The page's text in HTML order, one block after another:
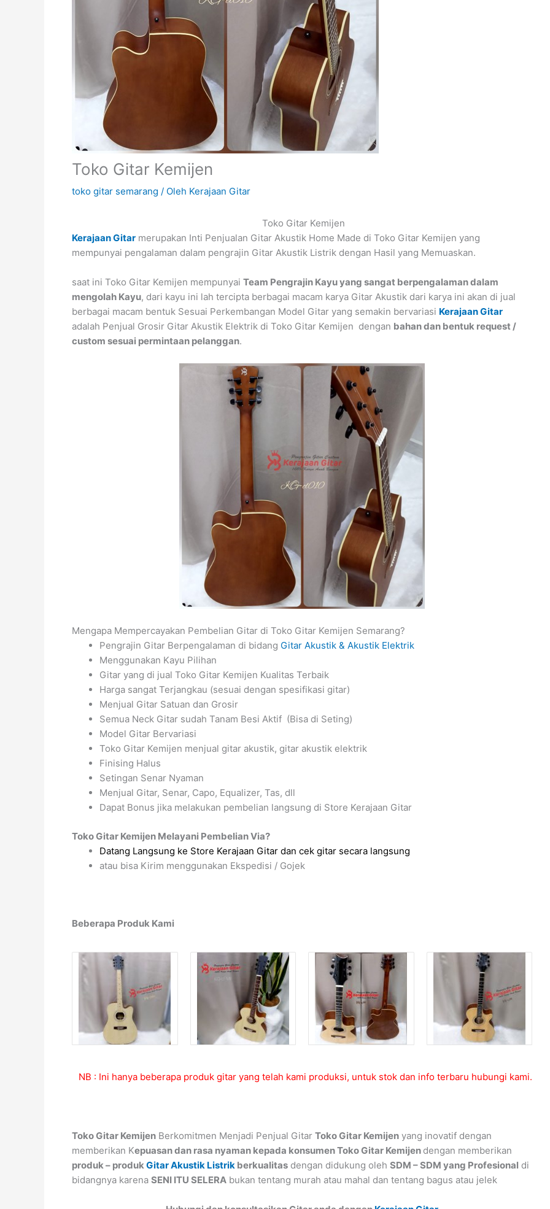
Toko Gitar Kemijen
toko gitar semarang / Oleh Kerajaan Gitar
Toko Gitar Kemijen
Kerajaan Gitar merupakan Inti Penjualan Gitar Akustik Home Made di Toko Gitar Kemijen yang
mempunyai pengalaman dalam pengrajin Gitar Akustik Listrik dengan Hasil yang Memuaskan.
saat ini Toko Gitar Kemijen mempunyai Team Pengrajin Kayu yang sangat berpengalaman dalam
mengolah Kayu, dari kayu ini lah tercipta berbagai macam karya Gitar Akustik dari karya ini akan di jual
berbagai macam bentuk Sesuai Perkembangan Model Gitar yang semakin bervariasi Kerajaan Gitar
adalah Penjual Grosir Gitar Akustik Elektrik di Toko Gitar Kemijen dengan bahan dan bentuk request /
custom sesuai permintaan pelanggan.
Mengapa Mempercayakan Pembelian Gitar di Toko Gitar Kemijen Semarang?
Pengrajin Gitar Berpengalaman di bidang Gitar Akustik & Akustik Elektrik
Menggunakan Kayu Pilihan
Gitar yang di jual Toko Gitar Kemijen Kualitas Terbaik
Harga sangat Terjangkau (sesuai dengan spesifikasi gitar)
Menjual Gitar Satuan dan Grosir
Semua Neck Gitar sudah Tanam Besi Aktif (Bisa di Seting)
Model Gitar Bervariasi
Toko Gitar Kemijen menjual gitar akustik, gitar akustik elektrik
Finising Halus
Setingan Senar Nyaman
Menjual Gitar, Senar, Capo, Equalizer, Tas, dll
Dapat Bonus jika melakukan pembelian langsung di Store Kerajaan Gitar
Toko Gitar Kemijen Melayani Pembelian Via?
Datang Langsung ke Store Kerajaan Gitar dan cek gitar secara langsung
atau bisa Kirim menggunakan Ekspedisi / Gojek
Beberapa Produk Kami
NB : Ini hanya beberapa produk gitar yang telah kami produksi, untuk stok dan info terbaru hubungi kami.
Toko Gitar Kemijen Berkomitmen Menjadi Penjual Gitar Toko Gitar Kemijen yang inovatif dengan
memberikan Kepuasan dan rasa nyaman kepada konsumen Toko Gitar Kemijen dengan memberikan
produk – produkGitar Akustik Listrik berkualitas dengan didukung oleh SDM – SDM yang Profesional di
bidangnya karena SENI ITU SELERA bukan tentang murah atau mahal dan tentang bagus atau jelek